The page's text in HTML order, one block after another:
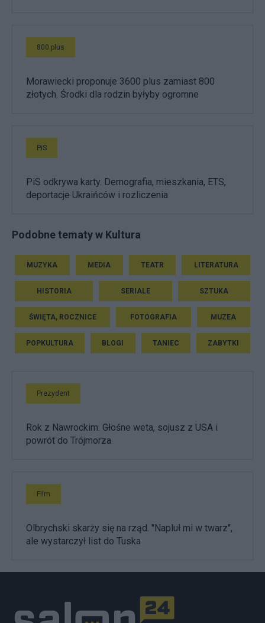
800 plus
Morawiecki proponuje 3600 plus zamiast 800
złotych. Środki dla rodzin byłyby ogromne
PiS
PiS odkrywa karty. Demografia, mieszkania, ETS,
deportacje Ukraińców i rozliczenia
Podobne tematy w Kultura
MUZYKA MEDIA TEATR LITERATURA
HISTORIA SERIALE SZTUKA
ŚWIĘTA, ROCZNICE FOTOGRAFIA MUZEA
POPKULTURA BLOGI TANIEC ZABYTKI
Prezydent
Rok z Nawrockim. Głośne weta, sojusz z USA i
powrót do Trójmorza
Film
Olbrychski skarży się na rząd. "Napluł mi w twarz",
ale wystarczył list do Tuska